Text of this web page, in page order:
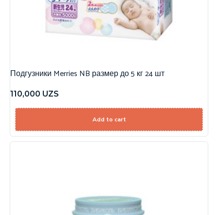
Подгузники Merries NB размер до 5 кг 24 шт
110,000 UZS
Add to cart